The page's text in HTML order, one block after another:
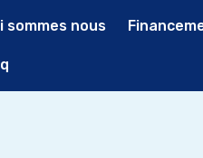
sommes nous